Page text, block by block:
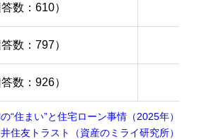
数：610）
数：797）
数：926）
“住まい”と住宅ローン事情（2025年）
井住友トラスト（資産のミライ研究所）